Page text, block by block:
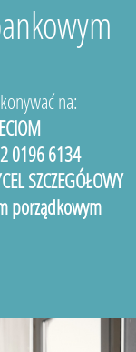
na:
0196 6134
SZCZEGÓŁOWY
porządkowym